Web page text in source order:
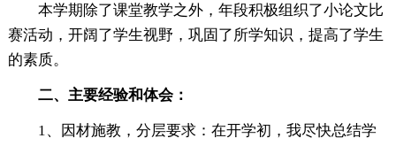
本学期除了课堂教学之外，年段积极组织了小论文比
赛活动，开阔了学生视野，巩固了所学知识，提高了学生
的素质。
二、主要经验和体会：
1、因材施教，分层要求：在开学初，我尽快总结学